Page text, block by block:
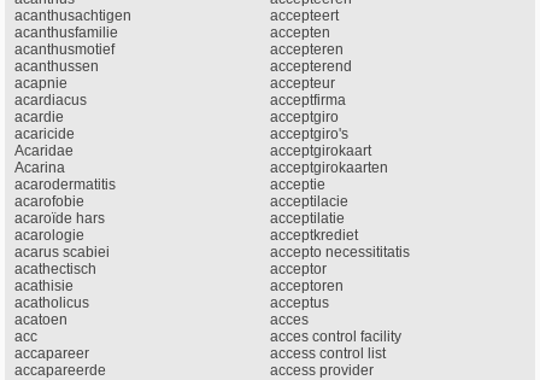
acanthusachtigen
acanthusfamilie
acanthusmotief
acanthussen
acapnie
acardiacus
acardie
acaricide
Acaridae
Acarina
acarodermatitis
acarofobie
acaroïde hars
acarologie
acarus scabiei
acathectisch
acathisie
acatholicus
acatoen
acc
accapareer
accapareerde
accepteert
accepten
accepteren
accepterend
accepteur
acceptfirma
acceptgiro
acceptgiro's
acceptgirokaart
acceptgirokaarten
acceptie
acceptilacie
acceptilatie
acceptkrediet
accepto necessititatis
acceptor
acceptoren
acceptus
acces
acces control facility
access control list
access provider